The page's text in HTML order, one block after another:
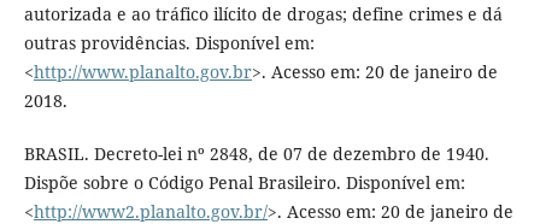
autorizada e ao tráfico ilícito de drogas; define crimes e dá
outras providências. Disponível em:
<http://www.planalto.gov.br>. Acesso em: 20 de janeiro de
2018.
BRASIL. Decreto-lei nº 2848, de 07 de dezembro de 1940.
Dispõe sobre o Código Penal Brasileiro. Disponível em:
<http://www2.planalto.gov.br/>. Acesso em: 20 de janeiro de